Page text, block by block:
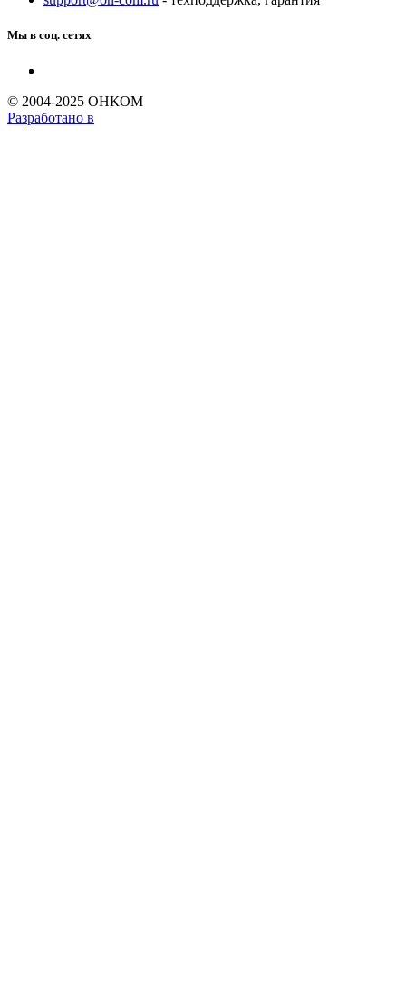
Мы в соц. сетях
© 2004-2025 ОНКОМ
Разработано в